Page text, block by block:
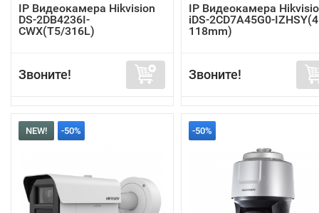
IP Видеокамера Hikvision
DS-2DB4236I-
CWX(T5/316L)
Звоните!
IP Видеокамера
iDS-2CD7A45G0-
118mm)
Звоните!
NEW! -50% -50%